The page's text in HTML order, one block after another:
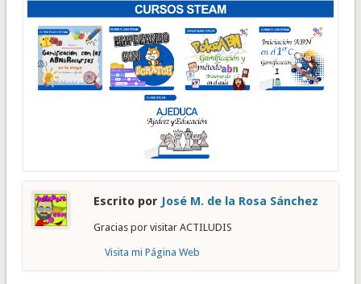
Escrito por José M. de la Rosa Sánchez
Gracias por visitar ACTILUDIS
Visita mi Página Web